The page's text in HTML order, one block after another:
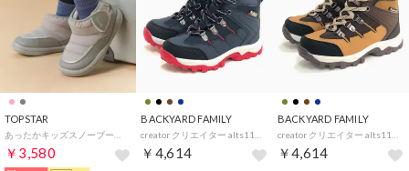
TOPSTAR
￥3,580
BACKYARD FAMILY
￥4,614
BACKYARD FAMILY
￥4,614